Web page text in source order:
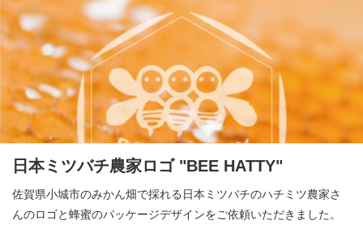
日本ミツバチ農家ロゴ "BEE HATTY"
佐賀県小城市のみかん畑で採れる日本ミツバチのハチミツ農家さ
んのロゴと蜂蜜のパッケージデザインをご依頼いただきました。